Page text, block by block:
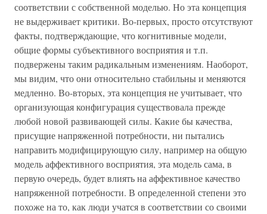
соответствии с собственной моделью. Но эта концепция
не выдерживает критики. Во-первых, просто отсутствуют
факты, подтверждающие, что когнитивные модели,
общие формы субъективного восприятия и т.п.
подвержены таким радикальным изменениям. Наоборот,
мы видим, что они относительно стабильны и меняются
медленно. Во-вторых, эта концепция не учитывает, что
организующая конфигурация существовала прежде
любой новой развивающей силы. Какие бы качества,
присущие напряженной потребности, ни пытались
направить модифицирующую силу, например на общую
модель аффективного восприятия, эта модель сама, в
первую очередь, будет влиять на аффективное качество
напряженной потребности. В определенной степени это
похоже на то, как люди учатся в соответствии со своими